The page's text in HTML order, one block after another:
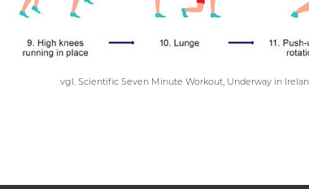
vgl. Scientific Seven Minute Workout, Underway in